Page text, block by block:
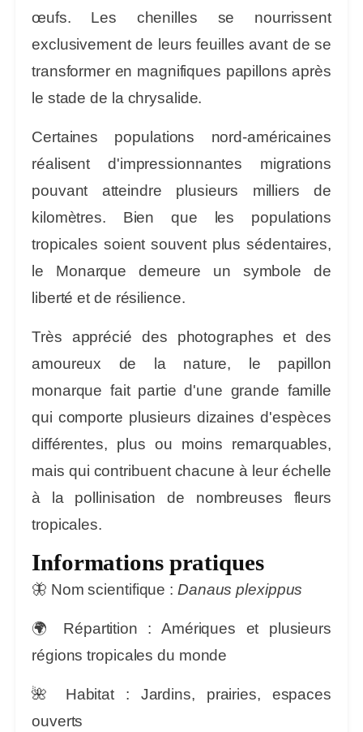
œufs. Les chenilles se nourrissent
exclusivement de leurs feuilles avant de se
transformer en magnifiques papillons après
le stade de la chrysalide.
Certaines populations nord-américaines
réalisent d'impressionnantes migrations
pouvant atteindre plusieurs milliers de
kilomètres. Bien que les populations
tropicales soient souvent plus sédentaires,
le Monarque demeure un symbole de
liberté et de résilience.
Très apprécié des photographes et des
amoureux de la nature, le papillon
monarque fait partie d'une grande famille
qui comporte plusieurs dizaines d'espèces
différentes, plus ou moins remarquables,
mais qui contribuent chacune à leur échelle
à la pollinisation de nombreuses fleurs
tropicales.
Informations pratiques
🦋 Nom scientifique : Danaus plexippus
🌍 Répartition : Amériques et plusieurs
régions tropicales du monde
🌺 Habitat : Jardins, prairies, espaces
ouverts